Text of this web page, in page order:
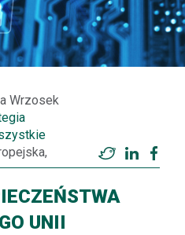
Wrzosek
Twitter
UNII